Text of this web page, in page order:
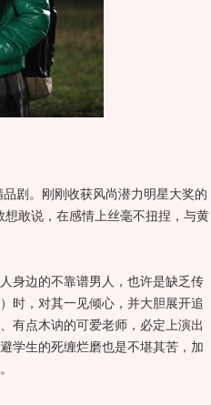
。刚刚收获风尚潜力明星大奖的
想敢说，在感情上丝毫不扭捏，与黄
边的不靠谱男人，也许是缺乏传
时，对其一见倾心，并大胆展开追
有点木讷的可爱老师，必定上演出
学生的死缠烂磨也是不堪其苦，加